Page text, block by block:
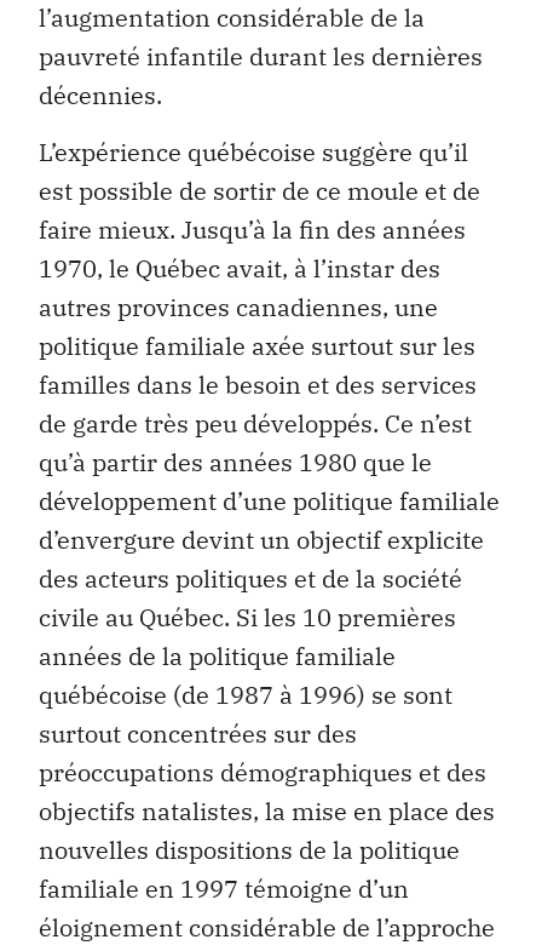
l’augmentation considérable de la
pauvreté infantile durant les dernières
décennies.
L’expérience québécoise suggère qu’il
est possible de sortir de ce moule et de
faire mieux. Jusqu’à la fin des années
1970, le Québec avait, à l’instar des
autres provinces canadiennes, une
politique familiale axée surtout sur les
familles dans le besoin et des services
de garde très peu développés. Ce n’est
qu’à partir des années 1980 que le
développement d’une politique familiale
d’envergure devint un objectif explicite
des acteurs politiques et de la société
civile au Québec. Si les 10 premières
années de la politique familiale
québécoise (de 1987 à 1996) se sont
surtout concentrées sur des
préoccupations démographiques et des
objectifs natalistes, la mise en place des
nouvelles dispositions de la politique
familiale en 1997 témoigne d’un
éloignement considérable de l’approche